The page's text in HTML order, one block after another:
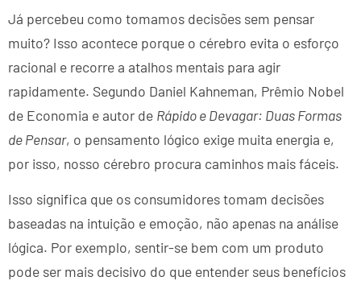
Já percebeu como tomamos decisões sem pensar
muito? Isso acontece porque o cérebro evita o esforço
racional e recorre a atalhos mentais para agir
rapidamente. Segundo Daniel Kahneman, Prêmio Nobel
de Economia e autor de Rápido e Devagar: Duas Formas
de Pensar, o pensamento lógico exige muita energia e,
por isso, nosso cérebro procura caminhos mais fáceis.
Isso significa que os consumidores tomam decisões
baseadas na intuição e emoção, não apenas na análise
lógica. Por exemplo, sentir-se bem com um produto
pode ser mais decisivo do que entender seus benefícios